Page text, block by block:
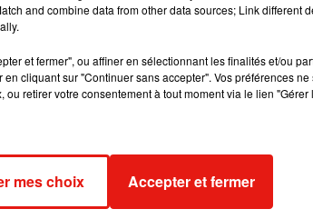
avez exprimé. Si vous souhaitez l'afficher,
le bouton ci-dessous.
petite acrobatie ne fasse le tour des réseaux
and combine data from other data sources; Link different
et fermer", ou affiner en sélectionnant les finalités et/ou
cliquant sur "Continuer sans accepter". Vos préférences
ou retirer votre consentement à tout moment via le lien
mes choix Accepter et fermer